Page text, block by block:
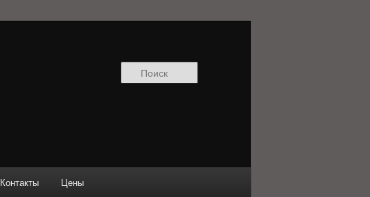
Контакты Цены